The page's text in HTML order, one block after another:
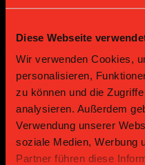
Diese Webseite
Wir verwenden Cookies,
personalisieren,
zu können und die
analysieren. Außerdem
Verwendung unserer
soziale Medien, Werbung
Partner führen diese